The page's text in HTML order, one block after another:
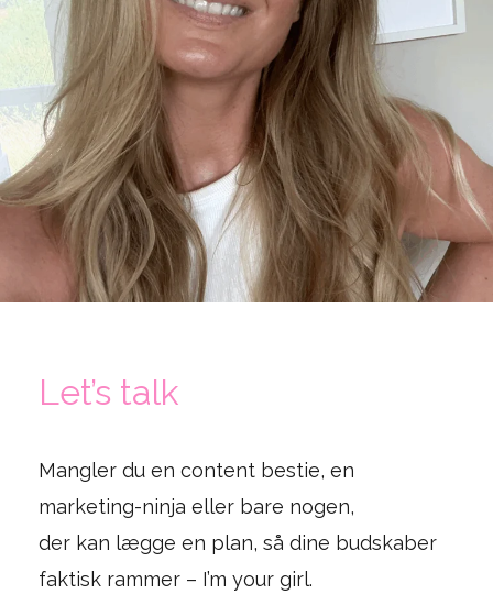
Let’s talk
Mangler du en content bestie, en
marketing-ninja eller bare nogen,
der kan lægge en plan, så dine budskaber
faktisk rammer – I’m your girl.